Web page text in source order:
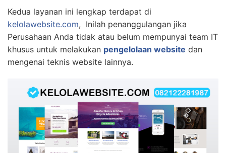
Kedua layanan ini lengkap terdapat di
kelolawebsite.com, Inilah penanggulangan jika
Perusahaan Anda tidak atau belum mempunyai team IT
khusus untuk melakukan pengelolaan website dan
mengenai teknis website lainnya.